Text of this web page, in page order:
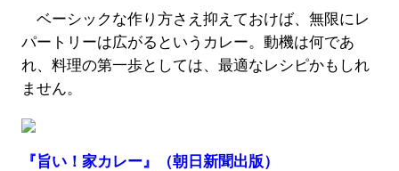
ベーシックな作り方さえ抑えておけば、無限にレ
パートリーは広がるというカレー。動機は何であ
れ、料理の第一歩としては、最適なレシピかもしれ
ません。
『旨い！家カレー』（朝日新聞出版）